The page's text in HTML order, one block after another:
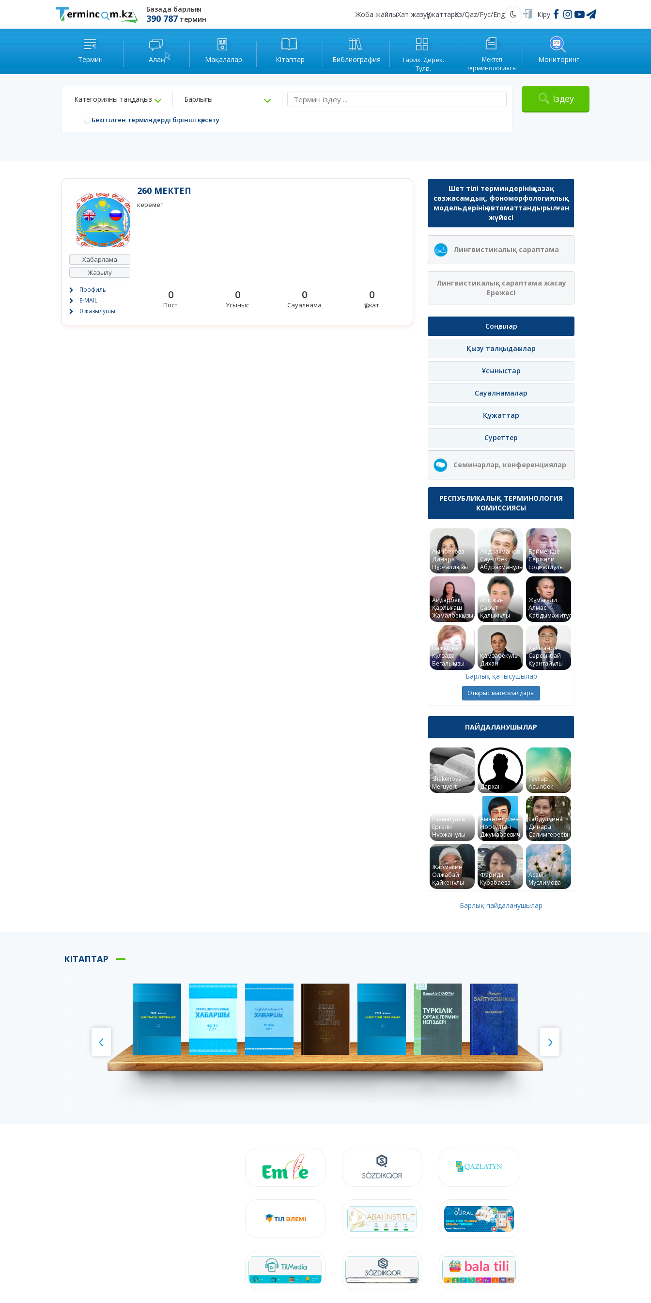
Базада барлығы
390 787 термин
Жоба жайлыХат жазуҚұжаттарҚаз/Qaz/Рус/Eng Қараңғы Кіру
Термин Алаң Мақалалар Кітаптар Библиография
Тарих. Дерек.
Тұлға.
Мектеп
терминологиясы
Мониторинг
Категорияны таңдаңыз Барлығы
Бекітілген терминдерді бірінші көрсету
Іздеу
Хабарлама
Жазылу
Профиль
E-MAIL
0 жазылушы
260 МЕКТЕП
керемет
0
Пост
0
Ұсыныс
0
Сауалнама
0
Құжат
Шет тілі терминдерінің қазақ
сөзжасамдық, фономорфологиялық
модельдерінің автоматтандырылған
жүйесі
Лингвистикалық сараптама
Лингвистикалық сараптама жасау
Ережесі
Соңғылар
Қызу талқыдағылар
Ұсыныстар
Сауалнамалар
Құжаттар
Суреттер
Семинарлар, конференциялар
РЕСПУБЛИКАЛЫҚ ТЕРМИНОЛОГИЯ
КОМИССИЯСЫ
Ақынбекова
Динара
Нұрғалиқызы
Абдрахманов
Сауытбек
Абдрахманұлы
Байменше
Серікқали
Ердіғалиұлы
Айдарбек
Қарлығаш
Жамалбекқызы
Әлісжан
Сарқыт
Қалымұлы
Жұмағали
Алмас
Қабдымәжитұлы
Бажықова
Күлзада
Бегалықызы
Қамзабекұлы
Дихан
Құлманов
Сәрсенбай
Қуантайұлы
Барлық қатысушылар
Отырыс материалдары
ПАЙДАЛАНУШЫЛАР
Shakenova
Meruyert
Дархан
Гаухар
Асылбек
Рахматулла
Ерғали
Нұржанұлы
Амангелдиев
Норсултан
Джумабаевич
Габдуллина
Динара
Салимгереевна
Жармакин
Олжабай
Қайкенұлы
Фарида
Курабаева
Асем
Муслимова
Барлық пайдаланушылар
КІТАПТАР